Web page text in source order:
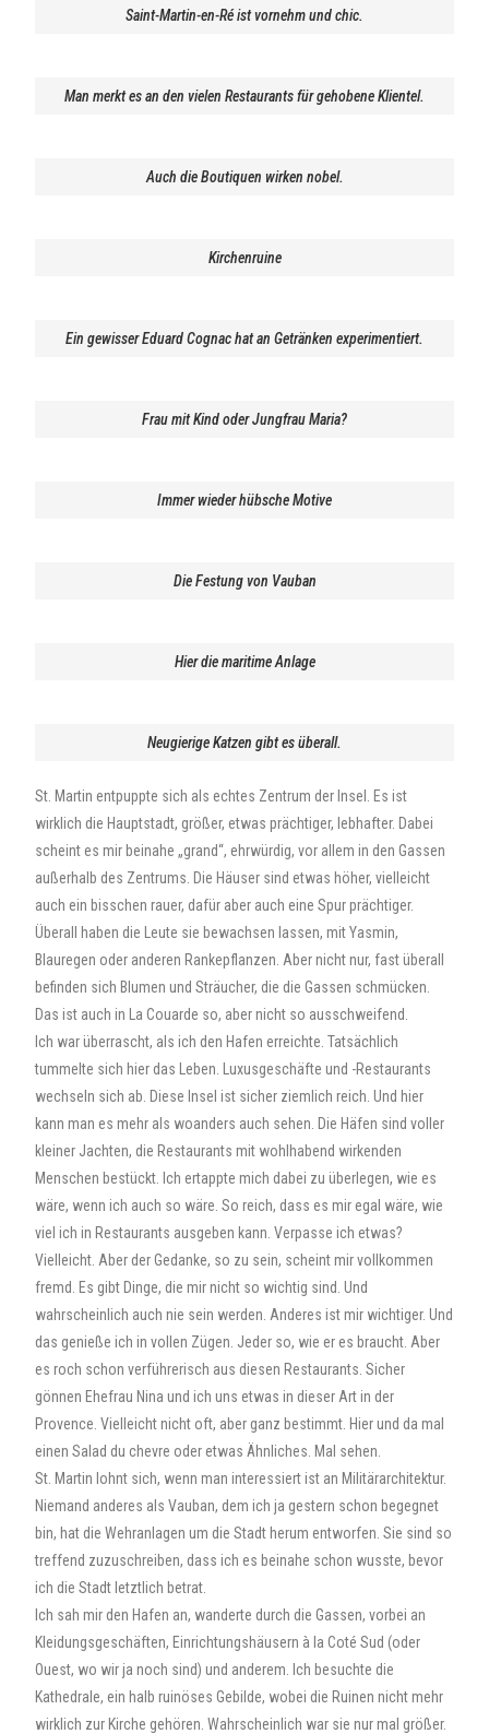
Saint-Martin-en-Ré ist vornehm und chic.
Man merkt es an den vielen Restaurants für gehobene Klientel.
Auch die Boutiquen wirken nobel.
Kirchenruine
Ein gewisser Eduard Cognac hat an Getränken experimentiert.
Frau mit Kind oder Jungfrau Maria?
Immer wieder hübsche Motive
Die Festung von Vauban
Hier die maritime Anlage
Neugierige Katzen gibt es überall.
St. Martin entpuppte sich als echtes Zentrum der Insel. Es ist
wirklich die Hauptstadt, größer, etwas prächtiger, lebhafter. Dabei
scheint es mir beinahe „grand“, ehrwürdig, vor allem in den Gassen
außerhalb des Zentrums. Die Häuser sind etwas höher, vielleicht
auch ein bisschen rauer, dafür aber auch eine Spur prächtiger.
Überall haben die Leute sie bewachsen lassen, mit Yasmin,
Blauregen oder anderen Rankepflanzen. Aber nicht nur, fast überall
befinden sich Blumen und Sträucher, die die Gassen schmücken.
Das ist auch in La Couarde so, aber nicht so ausschweifend.
Ich war überrascht, als ich den Hafen erreichte. Tatsächlich
tummelte sich hier das Leben. Luxusgeschäfte und -Restaurants
wechseln sich ab. Diese Insel ist sicher ziemlich reich. Und hier
kann man es mehr als woanders auch sehen. Die Häfen sind voller
kleiner Jachten, die Restaurants mit wohlhabend wirkenden
Menschen bestückt. Ich ertappte mich dabei zu überlegen, wie es
wäre, wenn ich auch so wäre. So reich, dass es mir egal wäre, wie
viel ich in Restaurants ausgeben kann. Verpasse ich etwas?
Vielleicht. Aber der Gedanke, so zu sein, scheint mir vollkommen
fremd. Es gibt Dinge, die mir nicht so wichtig sind. Und
wahrscheinlich auch nie sein werden. Anderes ist mir wichtiger. Und
das genieße ich in vollen Zügen. Jeder so, wie er es braucht. Aber
es roch schon verführerisch aus diesen Restaurants. Sicher
gönnen Ehefrau Nina und ich uns etwas in dieser Art in der
Provence. Vielleicht nicht oft, aber ganz bestimmt. Hier und da mal
einen Salad du chevre oder etwas Ähnliches. Mal sehen.
St. Martin lohnt sich, wenn man interessiert ist an Militärarchitektur.
Niemand anderes als Vauban, dem ich ja gestern schon begegnet
bin, hat die Wehranlagen um die Stadt herum entworfen. Sie sind so
treffend zuzuschreiben, dass ich es beinahe schon wusste, bevor
ich die Stadt letztlich betrat.
Ich sah mir den Hafen an, wanderte durch die Gassen, vorbei an
Kleidungsgeschäften, Einrichtungshäusern à la Coté Sud (oder
Ouest, wo wir ja noch sind) und anderem. Ich besuchte die
Kathedrale, ein halb ruinöses Gebilde, wobei die Ruinen nicht mehr
wirklich zur Kirche gehören. Wahrscheinlich war sie nur mal größer.